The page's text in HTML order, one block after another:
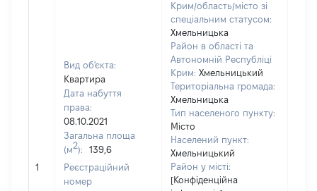
1
Вид об'єкта:
Квартира
Дата набуття
права:
08.10.2021
Загальна площа
(м2):
139,6
Реєстраційний
номер
Крим/область/місто зі
спеціальним статусом:
Хмельницька
Район в області та
Автономній Республіці
Крим: Хмельницький
Територіальна громада:
Хмельницька
Тип населеного пункту:
Місто
Населений пункт:
Хмельницький
Район у місті:
[Конфіденційна